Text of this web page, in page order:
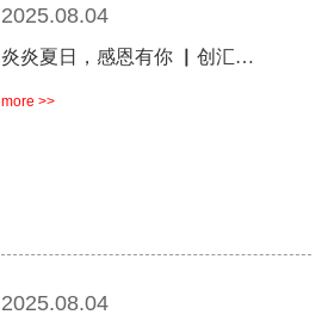
2025.08.04
炎炎夏日，感恩有你 ▏创汇…
more >>
2025.08.04